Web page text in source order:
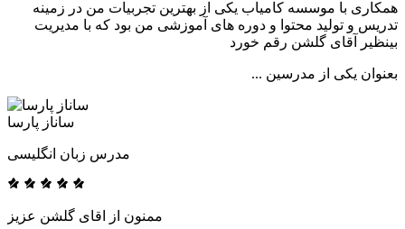
همکاری با موسسه کامیاب یکی از بهترین تجربیات من در زمینه
تدریس و تولید محتوا و دوره های آموزشی من بود که با مدیریت
بینظیر آقای گلشن رقم خورد
بعنوان یکی از مدرسین ...
ساناز پارسا
مدرس زبان انگلیسی